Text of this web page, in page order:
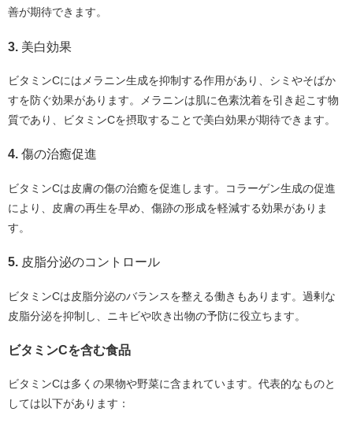
善が期待できます。
3. 美白効果
ビタミンCにはメラニン生成を抑制する作用があり、シミやそばか
すを防ぐ効果があります。メラニンは肌に色素沈着を引き起こす物
質であり、ビタミンCを摂取することで美白効果が期待できます。
4. 傷の治癒促進
ビタミンCは皮膚の傷の治癒を促進します。コラーゲン生成の促進
により、皮膚の再生を早め、傷跡の形成を軽減する効果がありま
す。
5. 皮脂分泌のコントロール
ビタミンCは皮脂分泌のバランスを整える働きもあります。過剰な
皮脂分泌を抑制し、ニキビや吹き出物の予防に役立ちます。
ビタミンCを含む食品
ビタミンCは多くの果物や野菜に含まれています。代表的なものと
しては以下があります：